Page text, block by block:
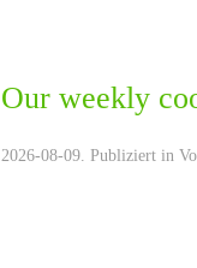
Our weekly
2026-08-09. Publiziert in